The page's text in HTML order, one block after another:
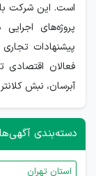
است. این شرکت با
پروژه‌های
پیشنهادات
فعالان اقتصادی
آبرسان، نبش
دسته‌بندی
استان تهران